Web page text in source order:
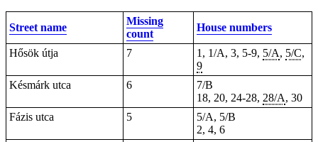
Street name
Missing
count
House numbers
Hősök útja 7 1, 1/A, 3, 5-9, 5/A, 5/C,
9
Késmárk utca
6
7/B
18, 20, 24-28, 28/A, 30
Fázis utca
5
5/A, 5/B
2, 4, 6